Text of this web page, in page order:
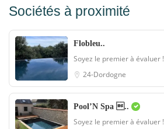
Sociétés à proximité
Flobleu..
Soyez le premier à évaluer !
24-Dordogne
Pool’N Spa ..
Soyez le premier à évaluer !